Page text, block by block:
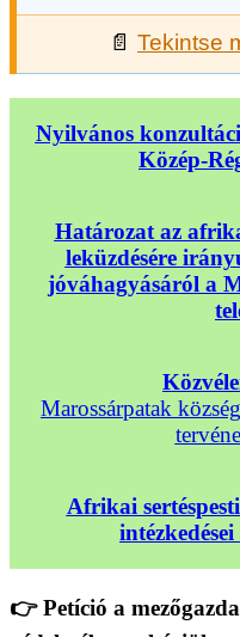
📄 Tekintse
Nyilvános
Közép-
Határozat az
leküzdésére
jóváhagyásáról a
Marossárpatak
Afrikai
👉 Petíció a